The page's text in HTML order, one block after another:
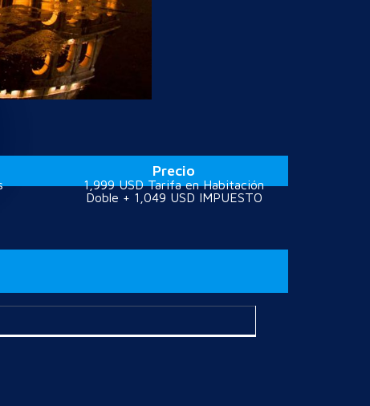
Precio
1,999 USD Tarifa en Habitación
Doble + 1,049 USD IMPUESTO